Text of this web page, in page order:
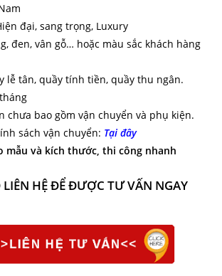
đại, sang trọng, Luxury
đen, vân gỗ… hoặc màu sắc khách hàng
lễ tân, quầy tính tiền, quầy thu ngân.
chưa bao gồm vận chuyển và phụ kiện.
sách vận chuyển: Tại đây
mẫu và kích thước, thi công nhanh
HỆ ĐỂ ĐƯỢC TƯ VẤN NGAY